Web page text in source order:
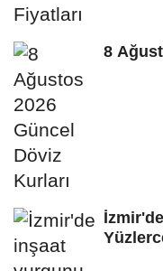
8